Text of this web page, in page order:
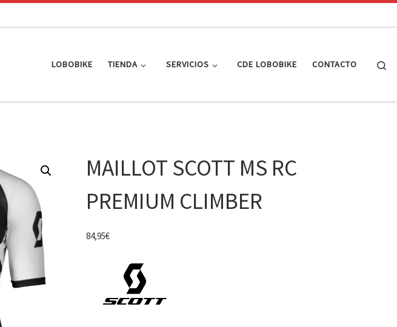
LOBOBIKE TIENDA SERVICIOS CDE LOBOBIKE CONTACTO
MAILLOT SCOTT MS RC
PREMIUM CLIMBER
84,95€